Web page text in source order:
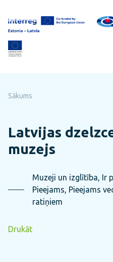
uz
lapas
saturu
Sākums
Latvijas
muzejs
Muzeji un izglītība, Ir
Pieejams, Pieejams
ratiņiem
Drukāt